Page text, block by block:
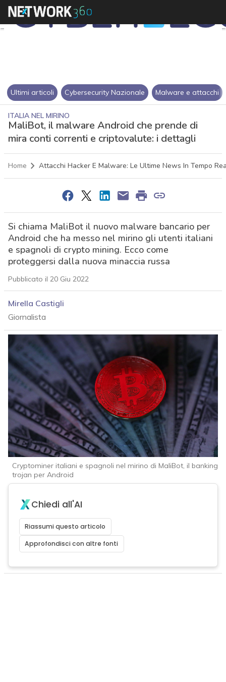
Ultimi articoli Cybersecurity Nazionale Malware e attacchi
ITALIA NEL MIRINO
MaliBot, il malware Android che prende di
mira conti correnti e criptovalute: i dettagli
Home Attacchi Hacker E Malware: Le Ultime News In Tempo
Si chiama MaliBot il nuovo malware bancario per
Android che ha messo nel mirino gli utenti italiani
e spagnoli di crypto mining. Ecco come
proteggersi dalla nuova minaccia russa
Pubblicato il 20 Giu 2022
Mirella Castigli
Giornalista
Cryptominer italiani e spagnoli nel mirino di MaliBot, il banking
trojan per Android
Chiedi all'AI
Riassumi questo articolo
Approfondisci con altre fonti